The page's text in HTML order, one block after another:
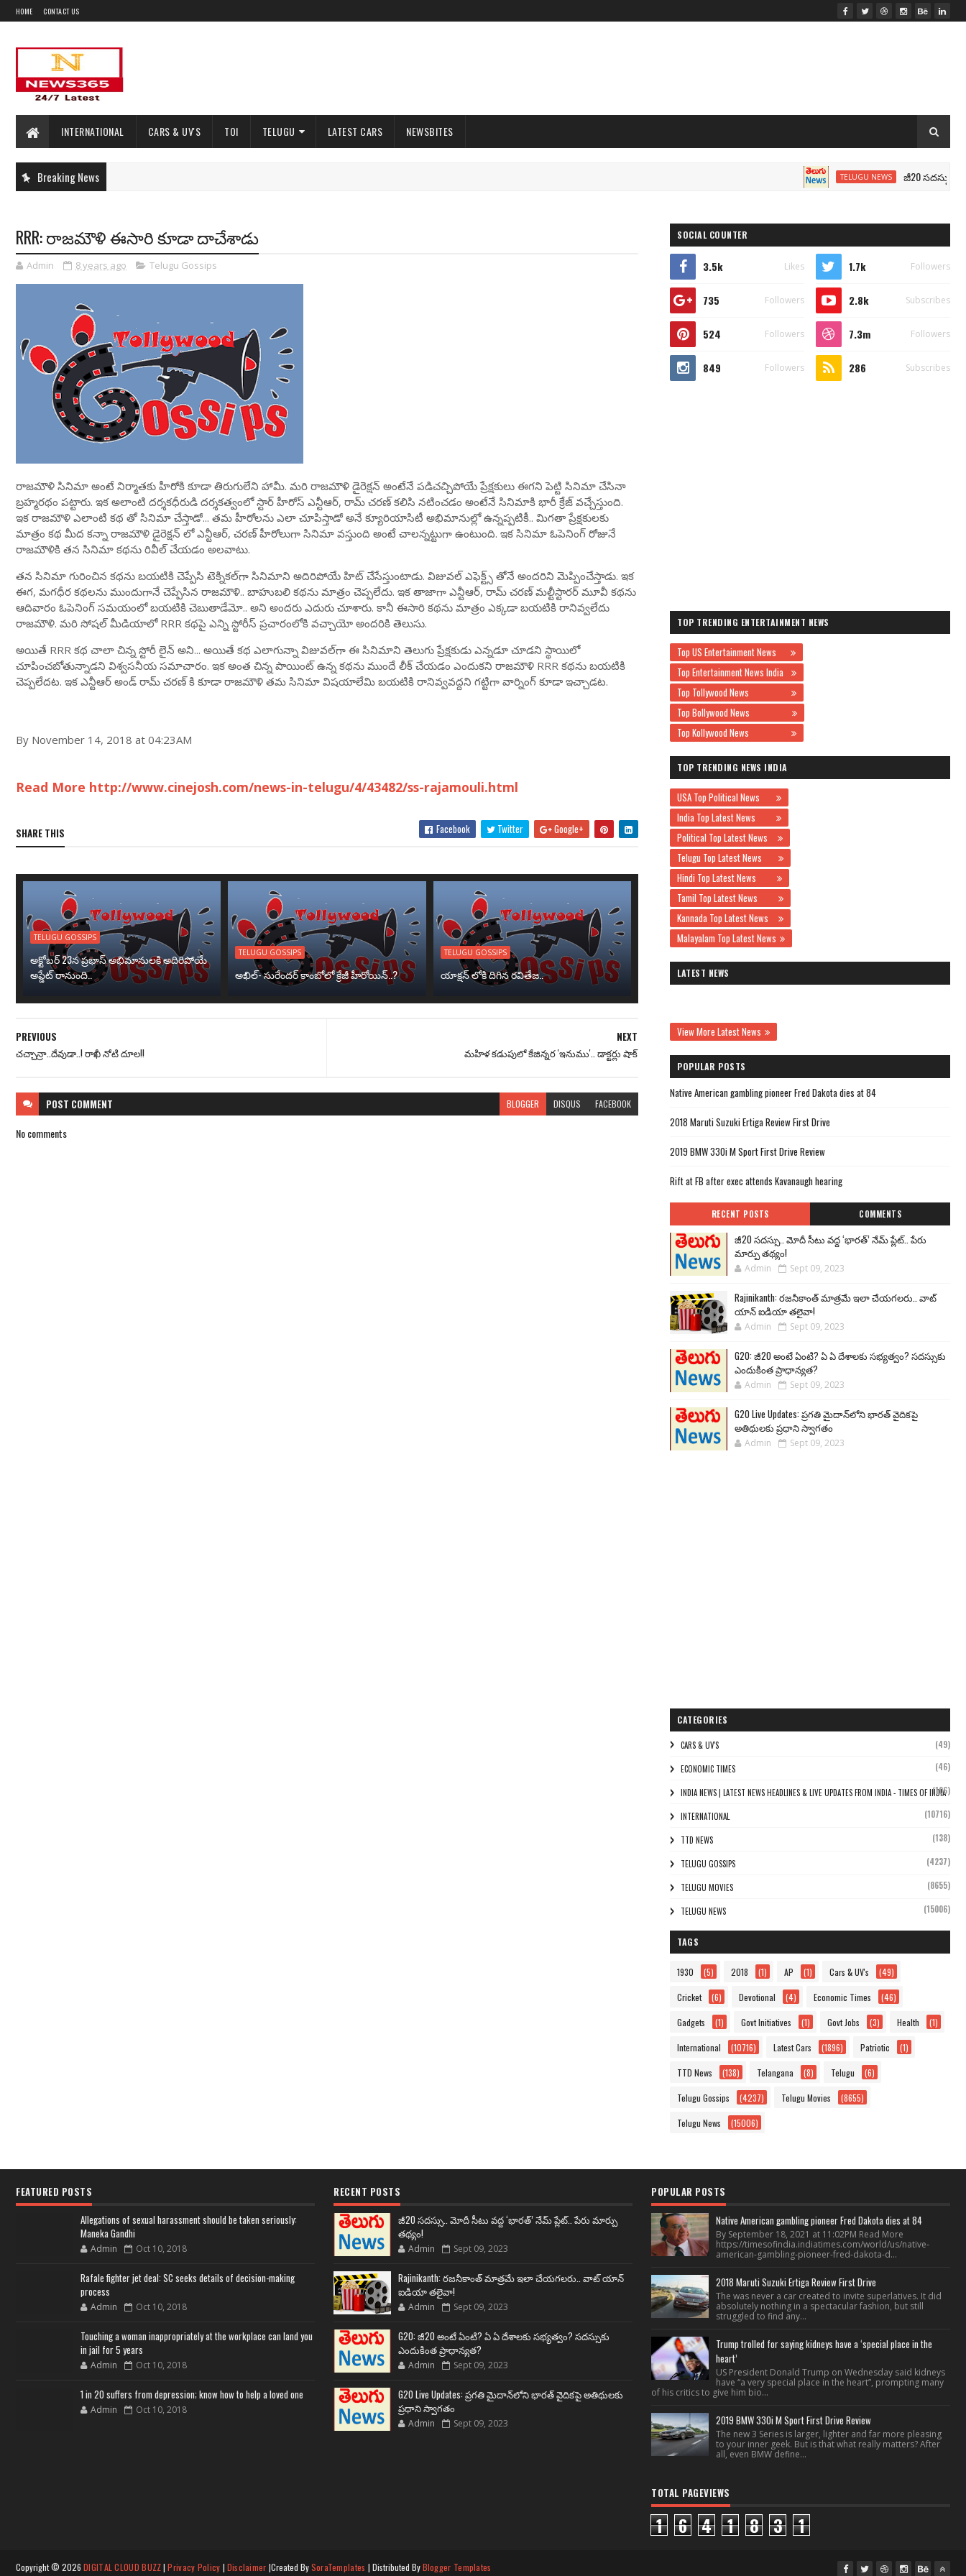
HOME CONTACT US
INTERNATIONAL CARS & UV'S TOI TELUGU LATEST CARS NEWSBITES
Breaking News TELUGU NEWS జీ20 సదస్సు.. మోదీ
RRR: రాజమౌళి ఈసారి కూడా దాచేశాడు
Admin 8 years ago Telugu Gossips
రాజమౌళి సినిమా అంటే నిర్మాతకు హీరోకి కూడా తిరుగులేని హామీ. మరి రాజమౌళి డైరెక్షన్ అంటేనే పడిచచ్చిపోయే ప్రేక్షకులు ఈగని పెట్టి సినిమా చేసినా
బ్రహ్మరథం పట్టారు. ఇక అలాంటి దర్శకధీరుడి దర్శకత్వంలో స్టార్ హీరోస్ ఎన్టీఆర్, రామ్ చరణ్ కలిసి నటించడం అంటేనే సినిమాకి భారీ క్రేజ్ వచ్చేస్తుంది.
ఇక రాజమౌళి ఎలాంటి కథ తో సినిమా చేస్తాడో... తమ హీరోలను ఎలా చూపిస్తాడో అనే క్యూరియాసిటీ అభిమానుల్లో ఉన్నప్పటికీ.. మిగతా ప్రేక్షకులకు
మాత్రం కథ మీద కన్నా రాజమౌళి డైరెక్షన్ లో ఎన్టీఆర్, చరణ్ హీరోలుగా సినిమా వస్తుంది అంటే చాలన్నట్టుగా ఉంటుంది. ఇక సినిమా ఓపెనింగ్ రోజునే
రాజమౌళికి తన సినిమా కథను రివీల్ చేయడం అలవాటు.
తన సినిమా గురించిన కథను బయటికి చెప్పేసి టెక్నికల్‌గా సినిమాని అదిరిపోయే హిట్ చేసేస్తుంటాడు. విజువల్ ఎఫెక్ట్స్ తోనే అందరిని మెప్పించేస్తాడు. ఇక
ఈగ, మగధీర కథలను ముందుగానే చెప్పేసిన రాజమౌళి.. బాహుబలి కథను మాత్రం చెప్పలేదు. ఇక తాజాగా ఎన్టీఆర్, రామ్ చరణ్ మల్టీస్టారర్ మూవీ కథను
ఆదివారం ఓపెనింగ్ సమయంలో బయటికి చెబుతాడేమో.. అని అందరు ఎదురు చూశారు. కానీ ఈసారి కథను మాత్రం ఎక్కడా బయటికి రానివ్వలేదు
రాజమౌళి. మరి సోషల్ మీడియాలో RRR కథపై ఎన్ని స్టోరీస్ ప్రచారంలోకి వచ్చాయో అందరికి తెలుసు.
అయితే RRR కథ చాలా చిన్న స్టోరీ లైన్ అని... అయితే కథ ఎలాగున్నా విజువ‌ల్‌గా ఈ సినిమాని తెలుగు ప్రేక్షకుడు ఎన్నడూ చూడని స్థాయిలో
చూపించ‌బోతున్నాడ‌ని విశ్వ‌స‌నీయ సమాచారం. ఇక అంత చిన్న పాయింట్ ఉన్న కథను ముందే లీక్ చేయ‌డం ఎందుకని రాజమౌళి RRR కథను బయటికి
చెప్పలేదట. ఇక ఎన్టీఆర్ అండ్ రామ్ చరణ్ కి కూడా రాజమౌళి తమ సినిమా విషయాలేమి బయటికి రానివ్వవద్దని గట్టిగా వార్నింగ్ కూడా ఇచ్చాడట.
By November 14, 2018 at 04:23AM
Read More http://www.cinejosh.com/news-in-telugu/4/43482/ss-rajamouli.html
SHARE THIS Facebook Twitter Google+
TELUGU GOSSIPS
అక్టోబర్ 23న ప్రభాస్ అభిమానులకి అదిరిపోయే
అప్డేట్ రానుంది..
TELUGU GOSSIPS
అఖిల్- సురేందర్ కాంబోలో క్రేజీ హీరోయిన్..?
TELUGU GOSSIPS
యాక్షన్ లోకి దిగిన రవితేజ..
NEXT
మహిళ కడుపులో కేజిన్నర 'ఇనుము'.. డాక్టర్లు షాక్
PREVIOUS
చచ్చాన్రా..దేవుడా..! రాఖీ నోటి దూల!!
POST COMMENT BLOGGER DISQUS FACEBOOK
No comments
SOCIAL COUNTER
3.5k Likes 1.7k Followers
735 Followers 2.8k Subscribes
524 Followers 7.3m Followers
849 Followers 286 Subscribes
TOP TRENDING ENTERTAINMENT NEWS
Top US Entertainment News
Top Entertainment News India
Top Tollywood News
Top Bollywood News
Top Kollywood News
TOP TRENDING NEWS INDIA
USA Top Political News
India Top Latest News
Political Top Latest News
Telugu Top Latest News
Hindi Top Latest News
Tamil Top Latest News
Kannada Top Latest News
Malayalam Top Latest News
LATEST NEWS
View More Latest News
POPULAR POSTS
Native American gambling pioneer Fred Dakota dies at 84
2018 Maruti Suzuki Ertiga Review First Drive
2019 BMW 330i M Sport First Drive Review
Rift at FB after exec attends Kavanaugh hearing
RECENT POSTS COMMENTS
జీ20 సదస్సు.. మోదీ సీటు వద్ద ‘భారత్’ నేమ్ ప్లేట్‌.. పేరు
మార్పు తథ్యం!
Admin Sept 09, 2023
Rajinikanth: రజనీకాంత్ మాత్రమే ఇలా చేయగలరు.. వాట్
యాన్ ఐడియా తలైవా!
Admin Sept 09, 2023
G20: జీ20 అంటే ఏంటి? ఏ ఏ దేశాలకు సభ్యత్వం? సదస్సుకు
ఎందుకింత ప్రాధాన్యత?
Admin Sept 09, 2023
G20 Live Updates: ప్రగతి మైదాన్‌లోని భారత్ వైదికపై
అతిథులకు ప్రధాని స్వాగతం
Admin Sept 09, 2023
CATEGORIES
CARS & UV'S (49)
ECONOMIC TIMES (46)
INDIA NEWS | LATEST NEWS HEADLINES & LIVE UPDATES FROM INDIA - TIMES OF INDIA
(106)
INTERNATIONAL (10716)
TTD NEWS (138)
TELUGU GOSSIPS (4237)
TELUGU MOVIES (8655)
TELUGU NEWS (15006)
TAGS
1930 (5) 2018 (1) AP (1) Cars & UV's (49)
Cricket (6) Devotional (4) Economic Times (46)
Gadgets (1) Govt Initiatives (1) Govt Jobs (3) Health (1)
International (10716) Latest Cars (1896) Patriotic (1)
TTD News (138) Telangana (8) Telugu (6)
Telugu Gossips (4237) Telugu Movies (8655)
Telugu News (15006)
FEATURED POSTS
Allegations of sexual harassment should be taken seriously:
Maneka Gandhi
Admin Oct 10, 2018
Rafale fighter jet deal: SC seeks details of decision-making
process
Admin Oct 10, 2018
Touching a woman inappropriately at the workplace can land you
in jail for 5 years
Admin Oct 10, 2018
1 in 20 suffers from depression; know how to help a loved one
Admin Oct 10, 2018
RECENT POSTS
జీ20 సదస్సు.. మోదీ సీటు వద్ద ‘భారత్’ నేమ్ ప్లేట్‌.. పేరు మార్పు
తథ్యం!
Admin Sept 09, 2023
Rajinikanth: రజనీకాంత్ మాత్రమే ఇలా చేయగలరు.. వాట్ యాన్
ఐడియా తలైవా!
Admin Sept 09, 2023
G20: జీ20 అంటే ఏంటి? ఏ ఏ దేశాలకు సభ్యత్వం? సదస్సుకు
ఎందుకింత ప్రాధాన్యత?
Admin Sept 09, 2023
G20 Live Updates: ప్రగతి మైదాన్‌లోని భారత్ వైదికపై అతిథులకు
ప్రధాని స్వాగతం
Admin Sept 09, 2023
POPULAR POSTS
Native American gambling pioneer Fred Dakota dies at 84
By September 18, 2021 at 11:02PM Read More
https://timesofindia.indiatimes.com/world/us/native-
american-gambling-pioneer-fred-dakota-d...
2018 Maruti Suzuki Ertiga Review First Drive
The was never a car created to invite superlatives. It did
absolutely nothing in a spectacular fashion, but still
struggled to find any...
Trump trolled for saying kidneys have a ‘special place in the
heart’
US President Donald Trump on Wednesday said kidneys
have “a very special place in the heart”, prompting many
of his critics to give him bio...
2019 BMW 330i M Sport First Drive Review
The new 3 Series is larger, lighter and far more pleasing
to your inner geek. But is that what really matters? After
all, even BMW define...
TOTAL PAGEVIEWS
1 6 4 1 8 3 1
Copyright © 2026 DIGITAL CLOUD BUZZ|Privacy Policy | Disclaimer |Created BySoraTemplates | Distributed ByBlogger Templates